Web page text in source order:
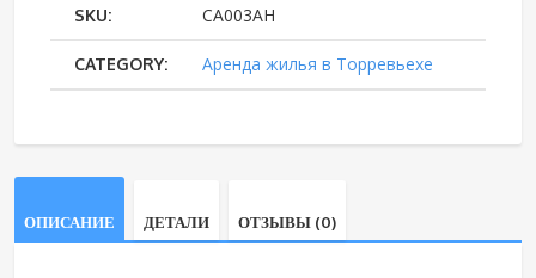
Нуевас,
SKU: СА003АН
CATEGORY: Аренда жилья в Торревьехе
ОПИСАНИЕ ДЕТАЛИ ОТЗЫВЫ (0)